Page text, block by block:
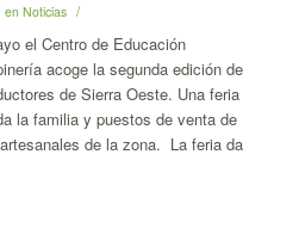
en Noticias /
el Centro de Educación
acoge la segunda edición de
de Sierra Oeste. Una feria
la familia y puestos de venta de
de la zona. La feria da